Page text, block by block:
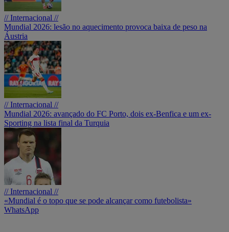
// Internacional //
Mundial 2026: lesão no aquecimento provoca baixa de peso na
Áustria
// Internacional //
Mundial 2026: avançado do FC Porto, dois ex-Benfica e um ex-
Sporting na lista final da Turquia
// Internacional //
«Mundial é o topo que se pode alcançar como futebolista»
WhatsApp